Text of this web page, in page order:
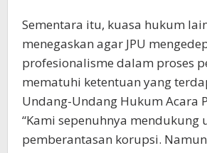
Sementara itu, kuasa hukum
menegaskan agar JPU
profesionalisme dalam proses
mematuhi ketentuan yang
Undang-Undang Hukum Acara
“Kami sepenuhnya mendukung
pemberantasan korupsi.